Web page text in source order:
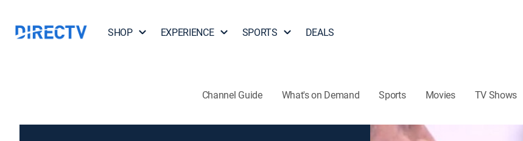
SHOP EXPERIENCE SPORTS DEALS
Channel Guide What's on Demand Sports Movies TV Shows